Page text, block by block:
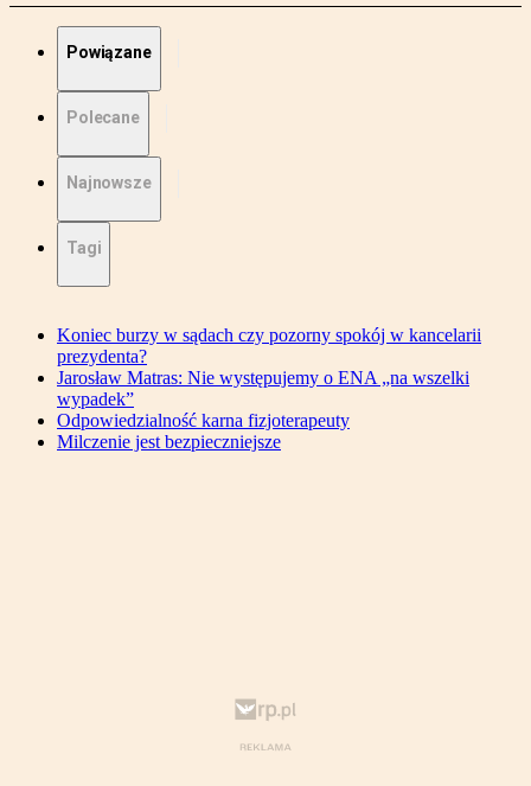
Powiązane
Polecane
Najnowsze
Tagi
Koniec burzy w sądach czy pozorny spokój w kancelarii
prezydenta?
Jarosław Matras: Nie występujemy o ENA „na wszelki
wypadek”
Odpowiedzialność karna fizjoterapeuty
Milczenie jest bezpieczniejsze